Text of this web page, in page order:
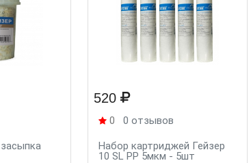
520
0 0 отзывов
Набор картриджей Гейзер
10 SL PP 5мкм - 5шт